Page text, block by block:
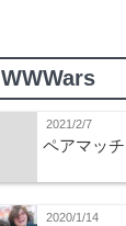
WWWars
2021/2/7
ペアマッ
2020/1/14